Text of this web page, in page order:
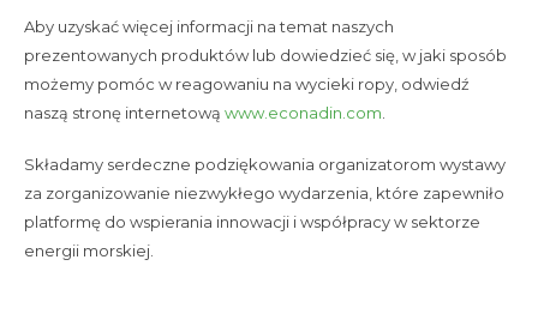
Aby uzyskać więcej informacji na temat naszych
prezentowanych produktów lub dowiedzieć się, w jaki sposób
możemy pomóc w reagowaniu na wycieki ropy, odwiedź
naszą stronę internetową www.econadin.com
Składamy serdeczne podziękowania organizatorom wystawy
za zorganizowanie niezwykłego wydarzenia, które zapewniło
platformę do wspierania innowacji i współpracy w sektorze
energii morskiej.